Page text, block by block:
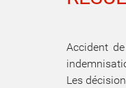
Accident
Les